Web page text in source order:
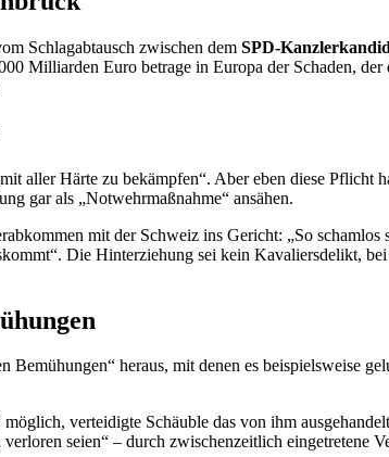
Schlagabtausch zwischen dem SPD-
Milliarden Euro betrage in Europa der Schaden,
aller Härte zu bekämpfen“. Aber eben diese Pflicht
gar als „Notwehrmaßnahme“ ansähen.
mit der Schweiz ins Gericht: „So
Die Hinterziehung sei kein Kavaliersdelikt,
heraus, mit denen es beispielsweise
verteidigte Schäuble das von ihm
seien“ – durch zwischenzeitlich eingetretene